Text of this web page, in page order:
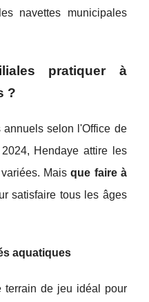
navettes municipales
pratiquer à
?
selon l'Office de
Hendaye attire les
variées. Maisque faire à
satisfaire tous les âges
aquatiques
terrain de jeu idéal pour